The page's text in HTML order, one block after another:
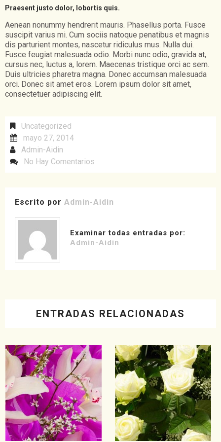
Praesent justo dolor, lobortis quis.
Aenean nonummy hendrerit mauris. Phasellus porta. Fusce
suscipit varius mi. Cum sociis natoque penatibus et magnis
dis parturient montes, nascetur ridiculus mus. Nulla dui.
Fusce feugiat malesuada odio. Morbi nunc odio, gravida at,
cursus nec, luctus a, lorem. Maecenas tristique orci ac sem.
Duis ultricies pharetra magna. Donec accumsan malesuada
orci. Donec sit amet eros. Lorem ipsum dolor sit amet,
consectetuer adipiscing elit.
Uncategorized
mayo 27, 2014
Admin-Aidin
No Hay Comentarios
Escrito por Admin-Aidin
Examinar todas entradas por:
Admin-Aidin
ENTRADAS RELACIONADAS